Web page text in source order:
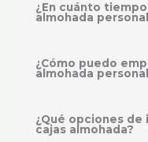
¿En cuánto
almohada
¿Cómo puedo
almohada
¿Qué opciones de
cajas almohada?